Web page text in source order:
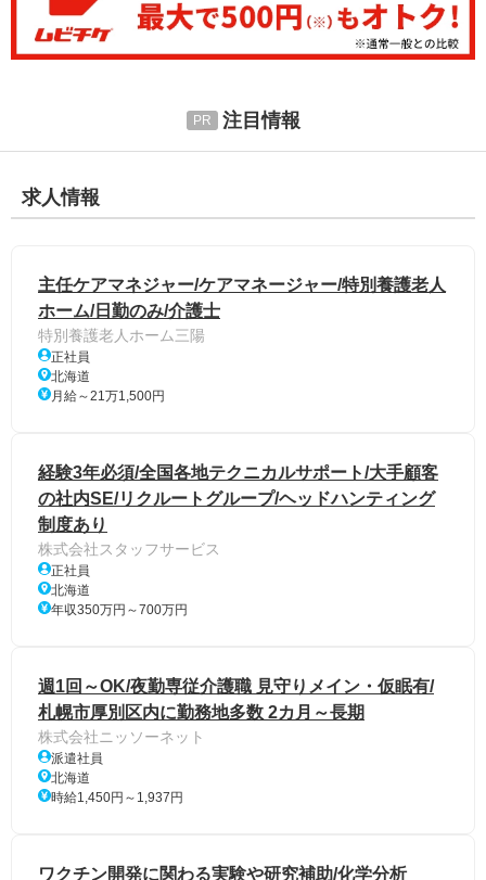
注目情報
求人情報
主任ケアマネジャー/ケアマネージャー/特別養護老人
ホーム/日勤のみ/介護士
特別養護老人ホーム三陽
正社員
北海道
月給～21万1,500円
経験3年必須/全国各地テクニカルサポート/大手顧客
の社内SE/リクルートグループ/ヘッドハンティング
制度あり
株式会社スタッフサービス
正社員
北海道
年収350万円～700万円
週1回～OK/夜勤専従介護職 見守りメイン・仮眠有/
札幌市厚別区内に勤務地多数 2カ月～長期
株式会社ニッソーネット
派遣社員
北海道
時給1,450円～1,937円
ワクチン開発に関わる実験や研究補助/化学分析